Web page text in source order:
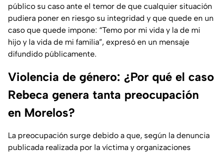
público su caso ante el temor de que cualquier situación
pudiera poner en riesgo su integridad y que quede en un
caso que quede impone: “Temo por mi vida y la de mi
hijo y la vida de mi familia”, expresó en un mensaje
difundido públicamente.
Violencia de género: ¿Por qué el caso
Rebeca genera tanta preocupación
en Morelos?
La preocupación surge debido a que, según la denuncia
publicada realizada por la víctima y organizaciones